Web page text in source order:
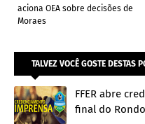
aciona OEA sobre decisões de
Moraes
TALVEZ VOCÊ GOSTE DESTAS
FFER abre
final do